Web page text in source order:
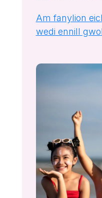
Am fanylion
wedi ennill